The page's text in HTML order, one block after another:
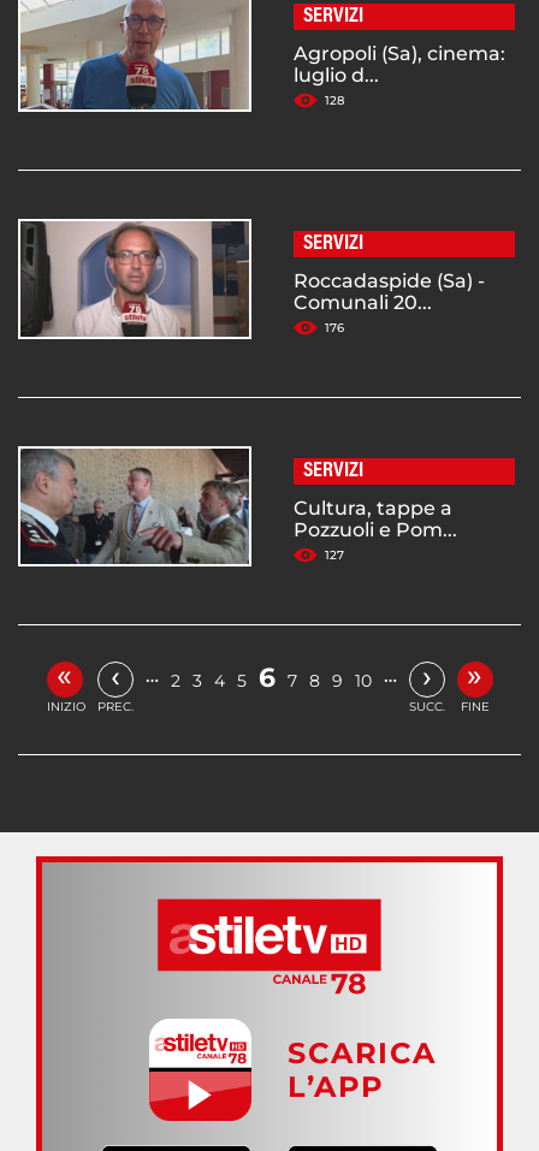
SERVIZI
Agropoli (Sa), cinema:
luglio d...
128
SERVIZI
Roccadaspide (Sa) -
Comunali 20...
176
SERVIZI
Cultura, tappe a
Pozzuoli e Pom...
127
«
INIZIO
‹
PREC.
… 2 3 4 5 6 7 8 9 10 … ›
SUCC.
»
FINE
SCARICA
L’APP